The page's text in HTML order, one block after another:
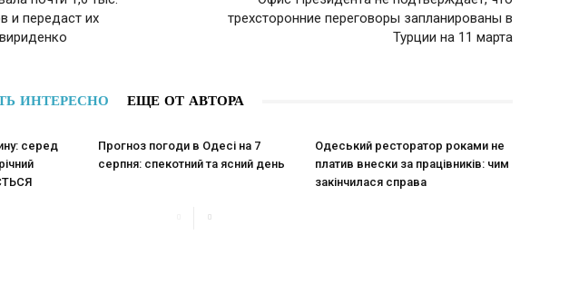
и передаст их
трехсторонние переговоры запланированы в
Турции на 11 марта
ИНТЕРЕСНО ЕЩЕ ОТ АВТОРА
серед
Прогноз погоди в Одесі на 7
серпня: спекотний та ясний день
Одеський ресторатор роками не
платив внески за працівників: чим
закінчилася справа